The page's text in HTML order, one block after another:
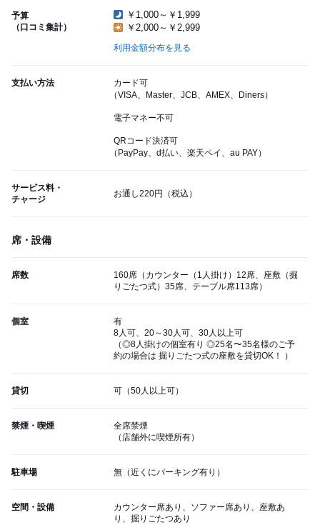
予算
（口コミ集計）
￥1,000～￥1,999
￥2,000～￥2,999
利用金額分布を見る
支払い方法
カード可
（VISA、Master、JCB、AMEX、Diners）
電子マネー不可
QRコード決済可
（PayPay、d払い、楽天ペイ、au PAY）
サービス料・
チャージ
お通し220円（税込）
席・設備
席数
160席（カウンター（1人掛け）12席、座敷（掘
りごたつ式）35席、テーブル席113席）
個室
有
8人可、20～30人可、30人以上可
（◎8人掛けの個室有り ◎25名〜35名様のご予
約の場合は 掘りごたつ式の座敷を貸切OK！ ）
貸切 可（50人以上可）
禁煙・喫煙
全席禁煙
（店舗外に喫煙所有）
駐車場 無（近くにパーキング有り）
空間・設備
カウンター席あり、ソファー席あり、座敷あ
り、掘りごたつあり